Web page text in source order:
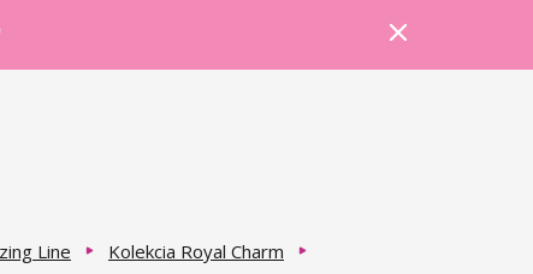
Line
Kolekcia Royal Charm